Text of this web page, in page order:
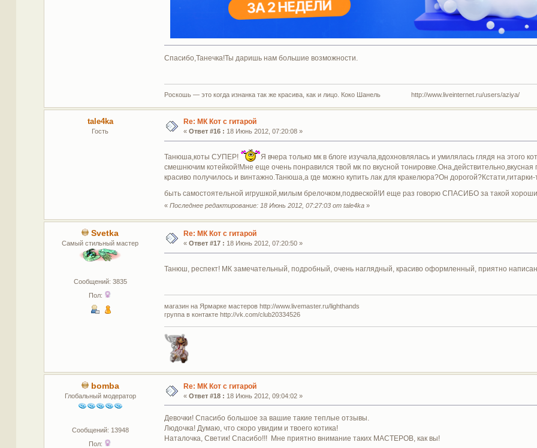
Спасибо,Танечка!Ты даришь нам большие возможности.
Роскошь — это когда изнанка так же красива, как и лицо. Коко Шанель http://www.liveinternet.ru/users/aziya/
tale4ka
Гость
Re: МК Кот с гитарой
« Ответ #16 : 18 Июнь 2012, 07:20:08 »
Танюша,коты СУПЕР!
Я вчера только мк в блоге изучала,вдохновлялась и умилялась глядя на этого
смешнючим котейкой!Мне еще очень понравился твой мк по вкусной
красиво получилось и винтажно.Танюша,а где можно купить лак для кракелюра?Он
быть самостоятельной игрушкой,милым брелочком,подвеской!И еще раз говорю СПАСИБО за такой
« Последнее редактирование: 18 Июнь 2012, 07:27:03 от tale4ka»
Svetka
Самый стильный мастер
Сообщений: 3835
Пол:
Re: МК Кот с гитарой
« Ответ #17 : 18 Июнь 2012, 07:20:50 »
Танюш, респект! МК замечательный, подробный, очень наглядный, красиво оформленный, приятно
магазин на Ярмарке мастеров http://www.livemaster.ru/lighthands
группа в контакте http://vk.com/club20334526
bomba
Глобальный модератор
Сообщений: 13948
Пол:
Re: МК Кот с гитарой
« Ответ #18 : 18 Июнь 2012, 09:04:02 »
Девочки! Спасибо большое за вашие такие теплые отзывы.
Людочка! Думаю, что скоро увидим и твоего котика!
Наталочка, Светик! Спасибо!!! Мне приятно внимание таких МАСТЕРОВ, как вы!